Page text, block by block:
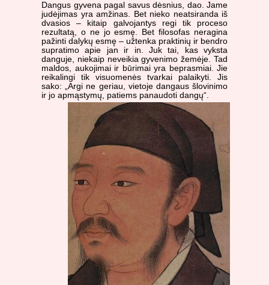
Dangus gyvena pagal savus dėsnius, dao. Jame
judėjimas yra amžinas. Bet nieko neatsiranda iš
dvasios – kitaip galvojantys regi tik proceso
rezultatą, o ne jo esmę. Bet filosofas neragina
pažinti dalykų esmę – užtenka praktinių ir bendro
supratimo apie jan ir in. Juk tai, kas vyksta
danguje, niekaip neveikia gyvenimo žemėje. Tad
maldos, aukojimai ir būrimai yra beprasmiai. Jie
reikalingi tik visuomenės tvarkai palaikyti. Jis
sako: „Argi ne geriau, vietoje dangaus šlovinimo
ir jo apmąstymų, patiems panaudoti dangų“.